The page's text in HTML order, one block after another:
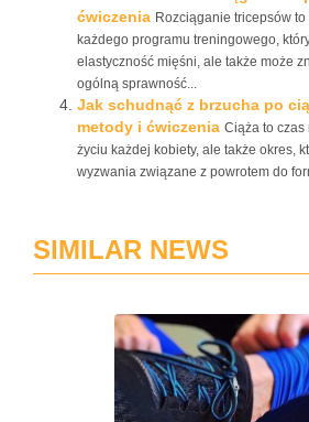
ćwiczenia Rozciąganie tricepsów
każdego programu treningowego,
elastyczność mięśni, ale także może
ogólną sprawność...
Jak schudnąć z brzucha po
metody i ćwiczenia Ciąża to czas
życiu każdej kobiety, ale także okres,
wyzwania związane z powrotem do
SIMILAR NEWS